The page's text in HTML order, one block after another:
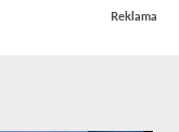
Reklama